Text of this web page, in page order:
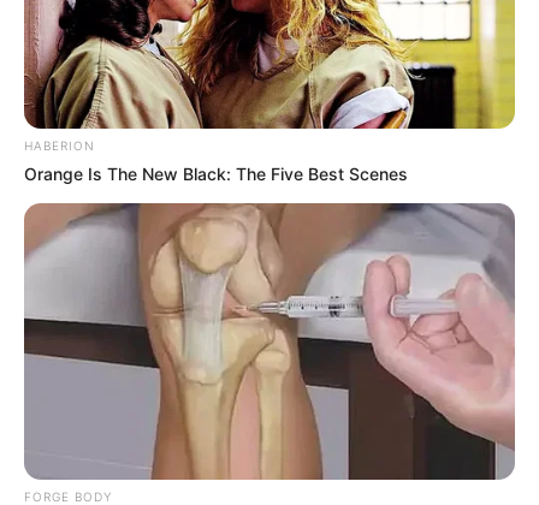
HABERION
Orange Is The New Black: The Five Best Scenes
FORGE BODY